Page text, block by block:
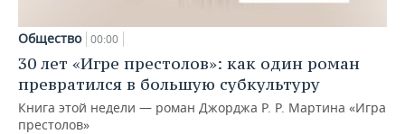
Общество 00:00
30 лет «Игре престолов»: как один роман
превратился в большую субкультуру
Книга этой недели — роман Джорджа Р. Р. Мартина «Игра
престолов»